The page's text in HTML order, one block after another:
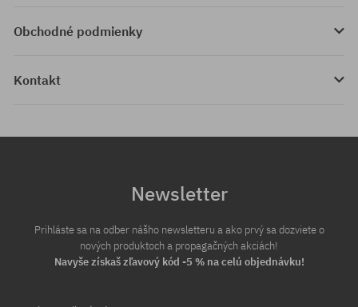
Obchodné podmienky
Kontakt
Newsletter
Prihláste sa na odber nášho newsletteru a ako prvý sa dozviete o
nových produktoch a propagačných akciách!
Navyše získaš zľavový kód -5 % na celú objednávku!